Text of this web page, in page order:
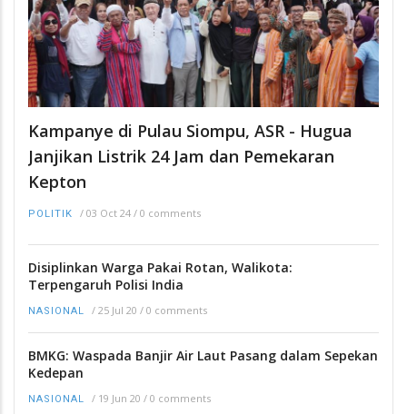
Kampanye di Pulau Siompu, ASR - Hugua
Janjikan Listrik 24 Jam dan Pemekaran
Kepton
POLITIK / 03 Oct 24 / 0 comments
Disiplinkan Warga Pakai Rotan, Walikota:
Terpengaruh Polisi India
NASIONAL / 25 Jul 20 / 0 comments
BMKG: Waspada Banjir Air Laut Pasang dalam Sepekan
Kedepan
NASIONAL / 19 Jun 20 / 0 comments